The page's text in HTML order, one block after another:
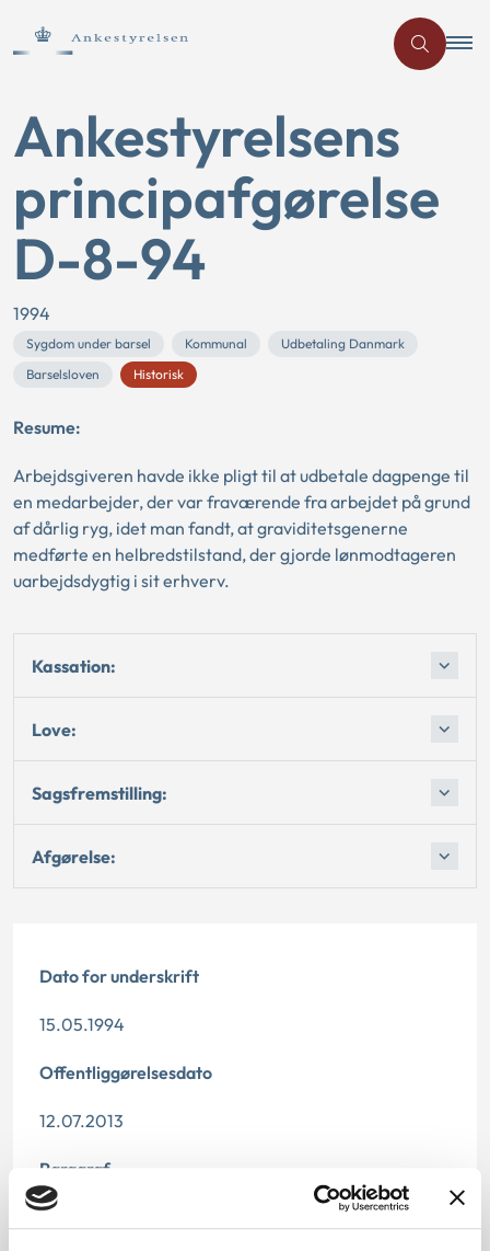
Ankestyrelsens
principafgørelse
D-8-94
1994
Sygdom under barsel Kommunal
Udbetaling Danmark
Barselsloven
Historisk
Resume:
Arbejdsgiveren havde ikke pligt til at udbetale dagpenge til
en medarbejder, der var fraværende fra arbejdet på grund
af dårlig ryg, idet man fandt, at graviditetsgenerne
medførte en helbredstilstand, der gjorde lønmodtageren
uarbejdsdygtig i sit erhverv.
Kassation:
Love:
Sagsfremstilling:
Afgørelse:
Dato for underskrift
15.05.1994
Offentliggørelsesdato
12.07.2013
Paragraf
§ 3 § 12